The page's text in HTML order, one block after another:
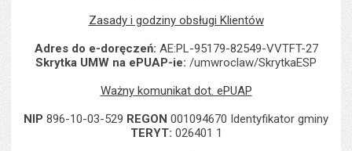
Zasady i godziny obsługi Klientów
Adres do e-doręczeń: AE:PL-95179-82549-VVTFT-27
Skrytka UMW na ePUAP-ie: /umwroclaw/SkrytkaESP
Ważny komunikat dot. ePUAP
NIP 896-10-03-529 REGON 001094670 Identyfikator gminy
TERYT: 026401 1